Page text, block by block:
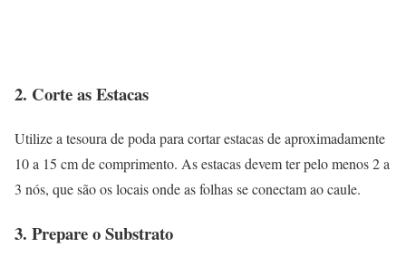
2. Corte as Estacas
Utilize a tesoura de poda para cortar estacas de aproximadamente
10 a 15 cm de comprimento. As estacas devem ter pelo menos 2 a
3 nós, que são os locais onde as folhas se conectam ao caule.
3. Prepare o Substrato